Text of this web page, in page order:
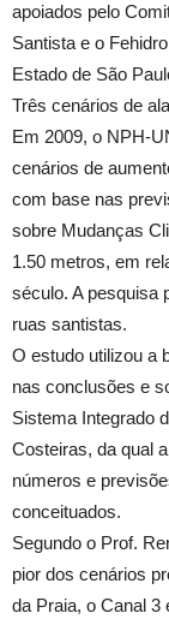
apoiados pelo
Santista e o
Estado de São
Três cenários de
Em 2009, o NPH-
cenários de
com base nas
sobre Mudanças
1.50 metros, em
século. A pesquisa
ruas santistas.
O estudo utilizou a
nas conclusões e
Sistema Integrado
Costeiras, da qual
números e
conceituados.
Segundo o Prof.
pior dos cenários
da Praia, o Canal